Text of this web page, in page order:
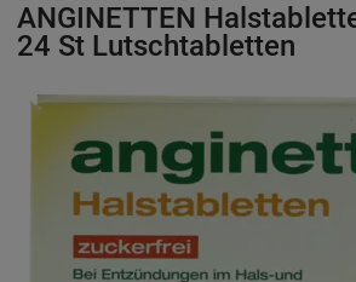
ANGINETTEN
24 St Lutschtabletten